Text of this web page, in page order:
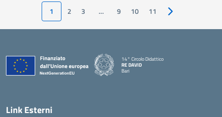
1 2 3 … 9 10 11 Pagina
14° Circolo Didattico
RE DAVID
Bari
Link Esterni